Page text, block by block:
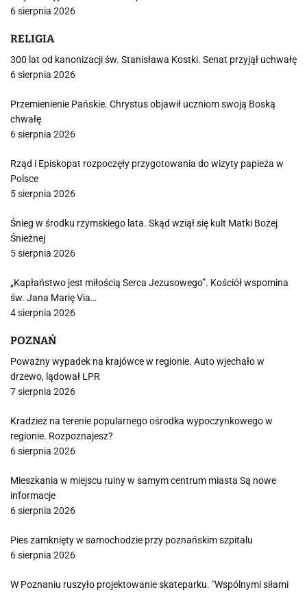
6 sierpnia 2026
RELIGIA
300 lat od kanonizacji św. Stanisława Kostki. Senat przyjął uchwałę
6 sierpnia 2026
Przemienienie Pańskie. Chrystus objawił uczniom swoją Boską
chwałę
6 sierpnia 2026
Rząd i Episkopat rozpoczęły przygotowania do wizyty papieża w
Polsce
5 sierpnia 2026
Śnieg w środku rzymskiego lata. Skąd wziął się kult Matki Bożej
Śnieżnej
5 sierpnia 2026
„Kapłaństwo jest miłością Serca Jezusowego”. Kościół wspomina
św. Jana Marię Via…
4 sierpnia 2026
POZNAŃ
Poważny wypadek na krajówce w regionie. Auto wjechało w
drzewo, lądował LPR
7 sierpnia 2026
Kradzież na terenie popularnego ośrodka wypoczynkowego w
regionie. Rozpoznajesz?
6 sierpnia 2026
Mieszkania w miejscu ruiny w samym centrum miasta Są nowe
informacje
6 sierpnia 2026
Pies zamknięty w samochodzie przy poznańskim szpitalu
6 sierpnia 2026
W Poznaniu ruszyło projektowanie skateparku. "Wspólnymi siłami